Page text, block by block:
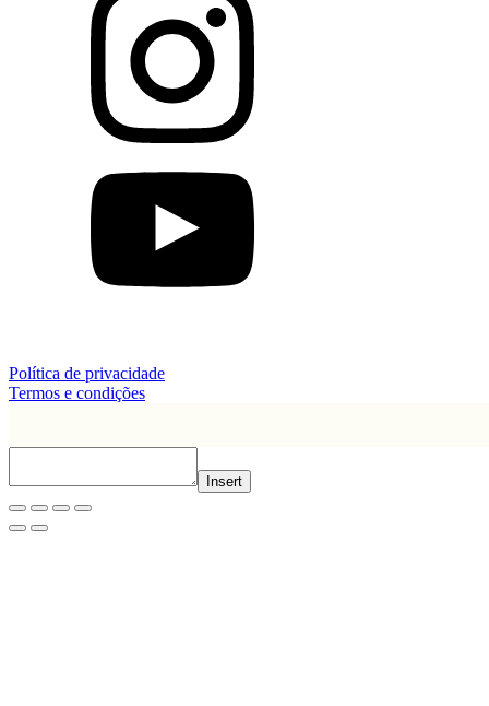
Política de privacidade
Termos e condições
Insert